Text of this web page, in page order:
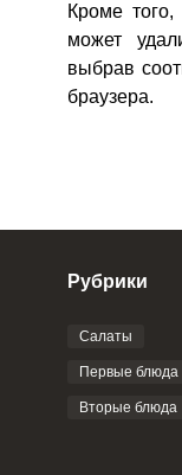
Кроме
может
выбрав
браузера.
Рубрики
Салаты
Первые блюда
Вторые блюда